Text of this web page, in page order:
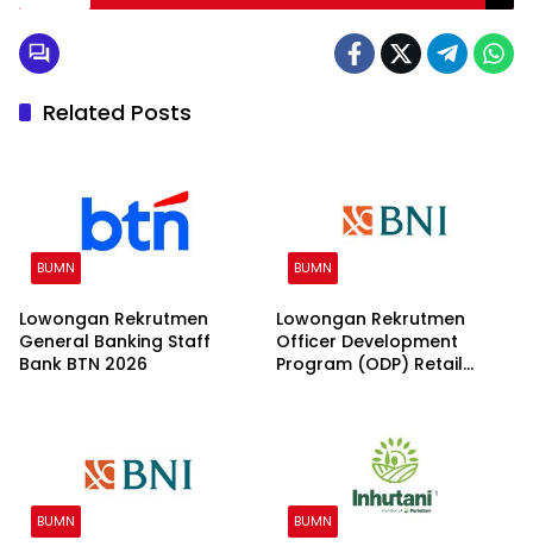
Related Posts
BUMN
Lowongan Rekrutmen
General Banking Staff
Bank BTN 2026
BUMN
Lowongan Rekrutmen
Officer Development
Program (ODP) Retail
BUMN BUMN